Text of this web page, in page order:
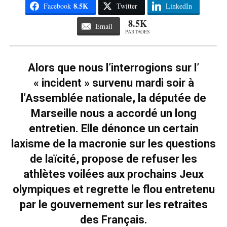
Facebook 8.5K Twitter LinkedIn
Email 8.5K
PARTAGES
Alors que nous l’interrogions sur l’
« incident » survenu mardi soir à
l’Assemblée nationale, la députée de
Marseille nous a accordé un long
entretien. Elle dénonce un certain
laxisme de la macronie sur les questions
de laïcité, propose de refuser les
athlètes voilées aux prochains Jeux
olympiques et regrette le flou entretenu
par le gouvernement sur les retraites
des Français.